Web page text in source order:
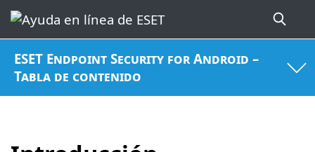
ESET Endpoint Security for Android –
Tabla de contenido